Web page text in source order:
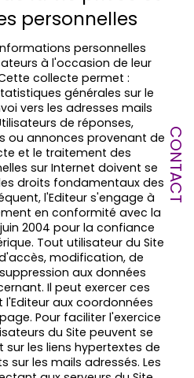
CONTACT
personnelles
personnelles
à l'occasion de leur
collecte permet :
générales sur le
vers les adresses mails
de réponses,
ou annonces provenant de
et le traitement des
sur Internet doivent se
droits fondamentaux des
l'Editeur s'engage à
en conformité avec la
2004 pour la confiance
Tout utilisateur du Site
modification, de
aux données
Il peut exercer ces
aux coordonnées
Pour faciliter l'exercice
du Site peuvent se
sur les liens hypertextes de
sur les mails adressés. Les